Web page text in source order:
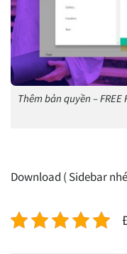
Thêm bản quyền –
Download ( Sidebar